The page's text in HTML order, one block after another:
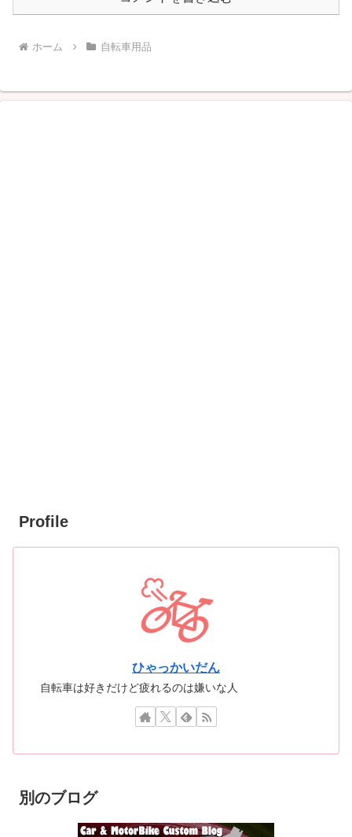
ホーム 自転車用品
Profile
ひゃっかいだん
自転車は好きだけど疲れるのは嫌いな人
別のブログ